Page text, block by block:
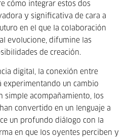
cómo integrar estos dos
y significativa de cara a
en el que la colaboración
evolucione, difumine las
de creación.
digital, la conexión entre
experimentando un cambio
simple acompañamiento, los
convertido en un lenguaje a
un profundo diálogo con la
en que los oyentes perciben y